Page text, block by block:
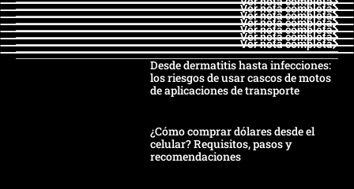
Ver nota completa
Ver nota completa
Ver nota completa
Ver nota completa
Ver nota completa
Ver nota completa
Desde dermatitis hasta infecciones:
los riesgos de usar cascos de motos
de aplicaciones de transporte
¿Cómo comprar dólares desde el
celular? Requisitos, pasos y
recomendaciones